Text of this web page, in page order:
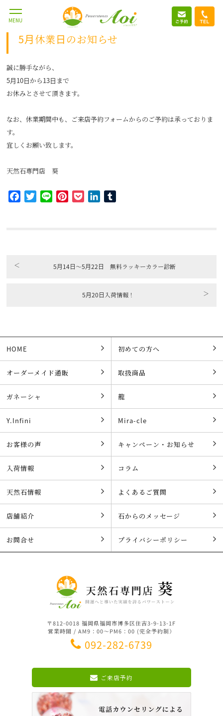
MENU 2023.5.10
5月休業日のお知らせ
誠に勝手ながら、
5月10日から13日まで
お休みとさせて頂きます。
なお、休業期間中も、ご来店予約フォームからのご予約は承っておりま
す。
宜しくお願い致します。
天然石専門店 葵
FacebookTwitterLine PinterestPocketLinkedIn
＜ 5月14日〜5月22日 無料ラッキーカラー診断
5月20日入荷情報！ ＞
HOME 初めての方へ
オーダーメイド通販 取扱商品
ガネーシャ 龍
Y.Infini Mira-cle
お客様の声 キャンペーン・お知らせ
入荷情報 コラム
天然石情報 よくあるご質問
店舗紹介 石からのメッセージ
お問合せ プライバシーポリシー
〒812-0018 福岡県福岡市博多区住吉3-9-13-1F
営業時間 / AM9：00～PM6：00 (完全予約制）
092-282-6739
ご来店予約